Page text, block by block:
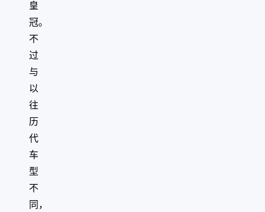
皇
冠。
不
过
与
以
往
历
代
车
型
不
同，